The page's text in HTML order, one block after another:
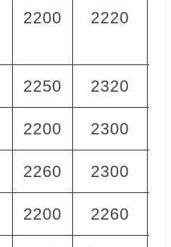
2200 2220
2250 2320
2200 2300
2260 2300
2200 2260